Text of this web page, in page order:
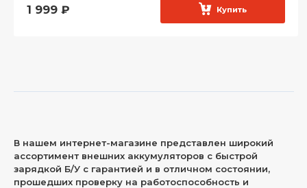
1 999 ₽ Купить
В нашем интернет-магазине представлен широкий
ассортимент внешних аккумуляторов с быстрой
зарядкой Б/У с гарантией и в отличном состоянии,
прошедших проверку на работоспособность и